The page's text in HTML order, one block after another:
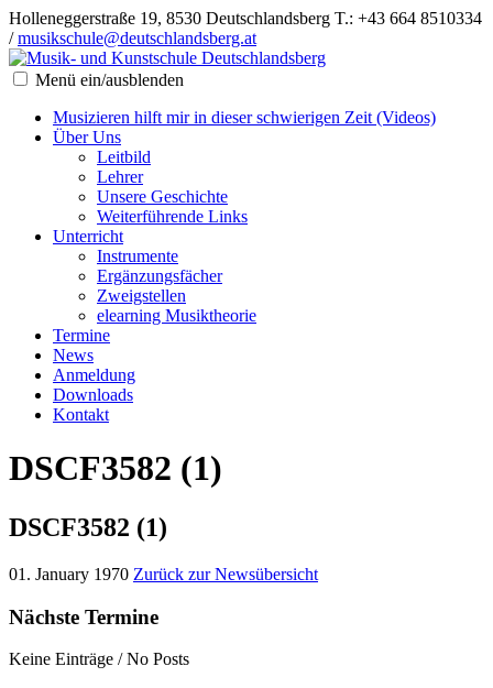
Holleneggerstraße 19, 8530 Deutschlandsberg T.: +43 664 8510334
/musikschule@deutschlandsberg.at
Menü ein/ausblenden
Musizieren hilft mir in dieser schwierigen Zeit (Videos)
Über Uns
Leitbild
Lehrer
Unsere Geschichte
Weiterführende Links
Unterricht
Instrumente
Ergänzungsfächer
Zweigstellen
elearning Musiktheorie
Termine
News
Anmeldung
Downloads
Kontakt
DSCF3582 (1)
DSCF3582 (1)
01. January 1970 Zurück zur Newsübersicht
Nächste Termine
Keine Einträge / No Posts